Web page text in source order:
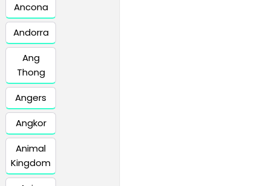
Ancona
Andorra
Ang
Thong
Angers
Angkor
Animal
Kingdom